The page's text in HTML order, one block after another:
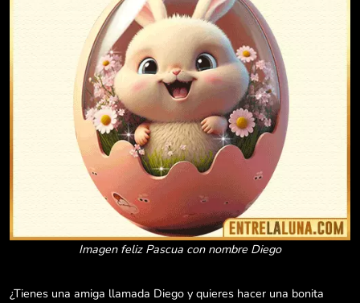
Imagen feliz Pascua con nombre Diego
¿Tienes una amiga llamada Diego y quieres hacer una bonita